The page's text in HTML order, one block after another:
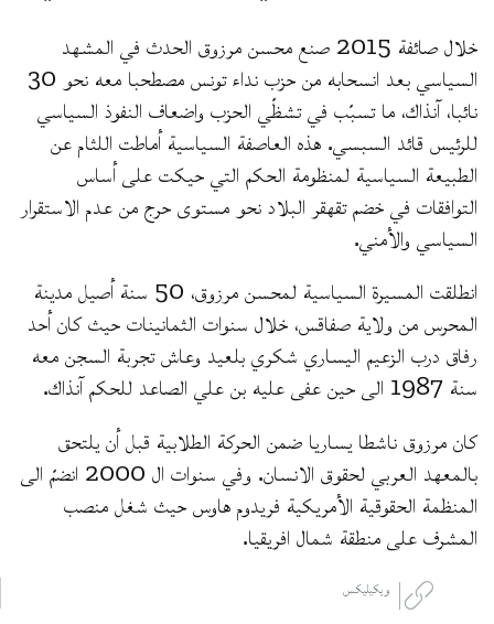
خلال صائفة 2015 صنع محسن مرزوق الحدث في المشهد
السياسي بعد انسحابه من حزب نداء تونس مصطحبا معه نحو 30
نائبا، آنذاك، ما تسبّب في تشظّي الحزب واضعاف النفوذ السياسي
للرئيس قائد السبسي. هذه العاصفة السياسية أماطت اللثام عن
الطبيعة السياسية لمنظومة الحكم التي حيكت على أساس
التوافقات في خضم تقهقر البلاد نحو مستوى حرج من عدم الاستقرار
السياسي والأمني.
انطلقت المسيرة السياسية لمحسن مرزوق، 50 سنة أصيل مدينة
المحرس من ولاية صفاقس، خلال سنوات الثمانينات حيث كان أحد
رفاق درب الزعيم اليساري شكري بلعيد وعاش تجربة السجن معه
سنة 1987 الى حين عفى عليه بن علي الصاعد للحكم آنذاك.
كان مرزوق ناشطا يساريا ضمن الحركة الطلابية قبل أن يلتحق
بالمعهد العربي لحقوق الانسان. وفي سنوات ال 2000 انضمّ الى
المنظمة الحقوقية الأمريكية فريدوم هاوس حيث شغل منصب
المشرف على منطقة شمال افريقيا.
ويكيليكس